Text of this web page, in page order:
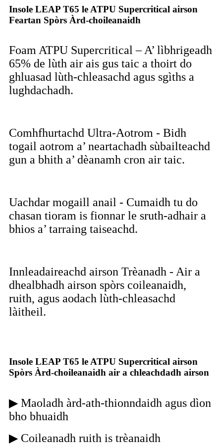
Insole LEAP T65 le ATPU Supercritical airson
Feartan Spòrs Àrd-choileanaidh
Foam ATPU Supercritical – A’ lìbhrigeadh
65% de lùth air ais gus taic a thoirt do
ghluasad lùth-chleasachd agus sgìths a
lughdachadh.
Comhfhurtachd Ultra-Aotrom - Bidh
togail aotrom a’ neartachadh sùbailteachd
gun a bhith a’ dèanamh cron air taic.
Uachdar mogaill anail - Cumaidh tu do
chasan tioram is fionnar le sruth-adhair a
bhios a’ tarraing taiseachd.
Innleadaireachd airson Trèanadh - Air a
dhealbhadh airson spòrs coileanaidh,
ruith, agus aodach lùth-chleasachd
làitheil.
Insole LEAP T65 le ATPU Supercritical airson
Spòrs Àrd-choileanaidh air a chleachdadh airson
▶ Maoladh àrd-ath-thionndaidh agus dìon
bho bhuaidh
▶ Coileanadh ruith is trèanaidh